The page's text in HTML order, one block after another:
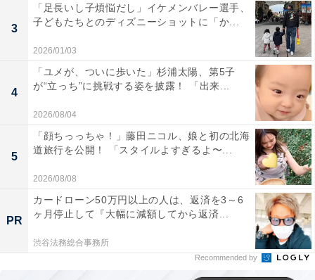
3
「足長いし子煩悩だし」イケメンバレー選手、
子どもたちとのディズニーショットに「か...
2026/01/03
4
「ユメが、ついに歩いた」杉浦太陽、第5子
が“立っち”に挑戦する姿を披露！ 「出来...
2026/08/04
5
「顔ちっっちゃ！」藤田ニコル、娘と初の北海
道旅行を公開！ 「スタイルよすぎるよ〜...
2026/08/08
PR
カードローン50万円以上の人は、返済を3～6
ヶ月停止して『大幅に減額してから返済...
渋谷法務総合事務所
Recommended by